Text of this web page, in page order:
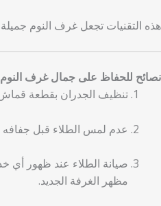
هذه التقنيات تجعل غرف النوم
نصائح للحفاظ على جمال غرف النوم
تنظيف الجدران بقطعة
عدم لمس الطلاء قبل جفافه
صيانة الطلاء عند ظهور
مظهر الغرفة الجديد.